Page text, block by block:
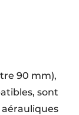
90 mm),
sont